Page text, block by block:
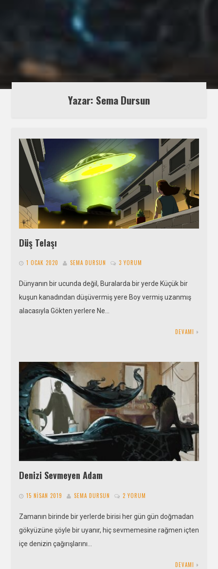
Yazar: Sema Dursun
Düş Telaşı
1 OCAK 2020 SEMA DURSUN 3 YORUM
Dünyanın bir ucunda değil, Buralarda bir yerde Küçük bir
kuşun kanadından düşüvermiş yere Boy vermiş uzanmış
alacasıyla Gökten yerlere Ne…
DEVAMI
Denizi Sevmeyen Adam
15 NISAN 2019 SEMA DURSUN 2 YORUM
Zamanın birinde bir yerlerde birisi her gün gün doğmadan
gökyüzüne şöyle bir uyanır, hiç sevmemesine rağmen içten
içe denizin çağırışlarını…
DEVAMI